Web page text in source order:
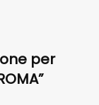
per